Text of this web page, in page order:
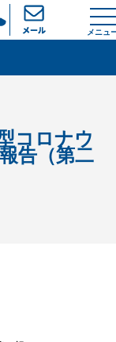
メニュ
コロナウ
告（第二